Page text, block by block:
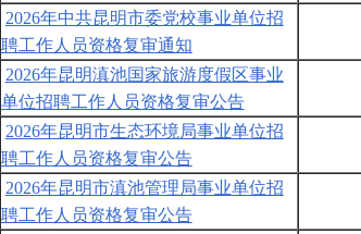
2026年中共昆明市委党校事业单位招
聘工作人员资格复审通知
2026年昆明滇池国家旅游度假区事业
单位招聘工作人员资格复审公告
2026年昆明市生态环境局事业单位招
聘工作人员资格复审公告
2026年昆明市滇池管理局事业单位招
聘工作人员资格复审公告